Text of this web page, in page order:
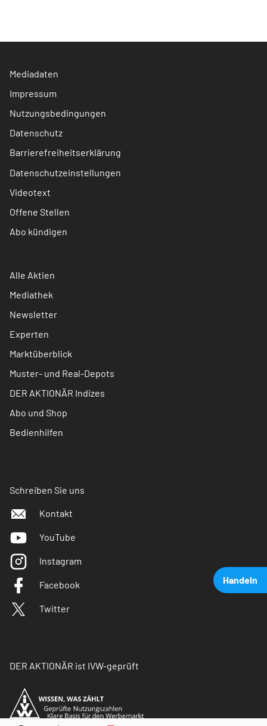
Handeln
Mediadaten
Impressum
Nutzungsbedingungen
Datenschutz
Barrierefreiheitserklärung
Datenschutzeinstellungen
Videotext
Offene Stellen
Abo kündigen
Alle Aktien
Mediathek
Newsletter
Experten
Marktüberblick
Muster- und Real-Depots
DER AKTIONÄR Indizes
Abo und Shop
Bedienhilfen
Schreiben Sie uns
Kontakt
YouTube
Instagram
Facebook
Twitter
DER AKTIONÄR ist IVW-geprüft